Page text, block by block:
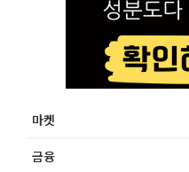
마켓
금융